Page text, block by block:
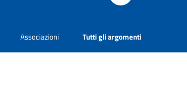
Associazioni Tutti gli argomenti